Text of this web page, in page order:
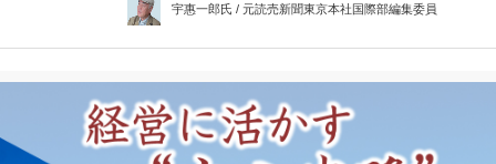
宇惠一郎氏 / 元読売新聞東京本社国際部編集委員